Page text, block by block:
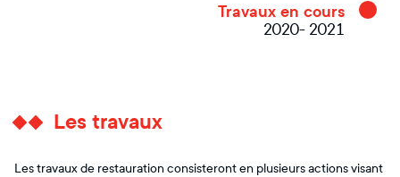
Travaux en cours
2020- 2021
Les travaux
Les travaux de restauration consisteront en plusieurs actions visant